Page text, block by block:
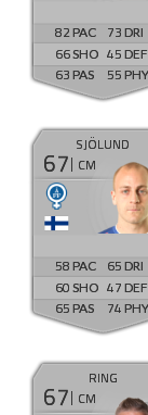
82
66
63
73
45
55
67 CM
SJÖLUND
58
60
65
65
47
74
67 CM
RING